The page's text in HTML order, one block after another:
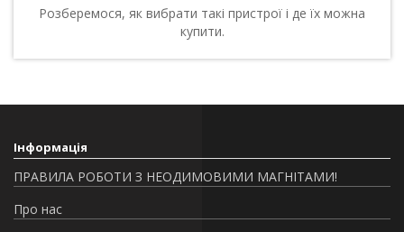
Розберемося, як вибрати такі пристрої і де їх можна
купити.
Інформація
ПРАВИЛА РОБОТИ З НЕОДИМОВИМИ МАГНІТАМИ!
Про нас